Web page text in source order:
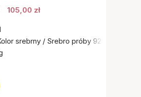
105,00 zł
srebrny / Srebro próby 925